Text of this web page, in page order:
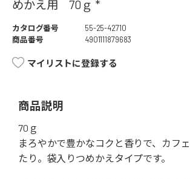
めかえ用 70ｇ *
カタログ番号
55-25-42710
商品番号
4901111879683
マイリストに登録する
商品説明
70ｇ
まろやかで豊かなコクと香りで、カフ
たり。袋入りつめかえタイプです。